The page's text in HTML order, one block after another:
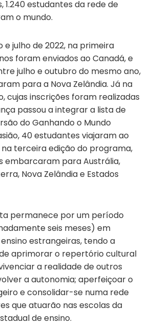
1.240 estudantes da rede de
o mundo.
e julho de 2022, na primeira
foram enviados ao Canadá, e
julho e outubro do mesmo ano,
para a Nova Zelândia. Já na
cujas inscrições foram realizadas
passou a integrar a lista de
do Ganhando o Mundo
40 estudantes viajaram ao
na terceira edição do programa,
embarcaram para Austrália,
Nova Zelândia e Estados
permanece por um período
seis meses) em
estrangeiras, tendo a
aprimorar o repertório cultural
a realidade de outros
a autonomia; aperfeiçoar o
e consolidar-se numa rede
que atuarão nas escolas da
de ensino.